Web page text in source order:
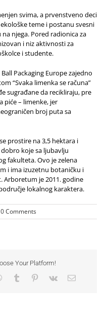
svima, a prvenstveno deci
teme i postanu svesni
njega. Pored radionica za
i niz aktivnosti za
i studente.
Packaging Europe zajedno
“Svaka limenka se računa”
sugrađane da recikliraju, pre
piće – limenke, jer
broj puta sa
prostire na 3,5 hektara i
koje sa ljubavlju
fakulteta. Ovo je zelena
i ima izuzetnu botaničku i
je 2011. godine
lokalnog karaktera.
0 Comments
Your Platform!
WhatsApp
Tumblr Pinterest
Vk Email